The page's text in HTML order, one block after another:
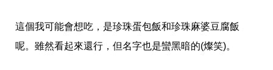
這個我可能會想吃，是珍珠蛋包飯和珍珠麻婆豆腐飯
呢。雖然看起來還行，但名字也是蠻黑暗的(燦笑)。